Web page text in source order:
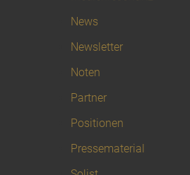
News
Newsletter
Noten
Partner
Positionen
Pressematerial